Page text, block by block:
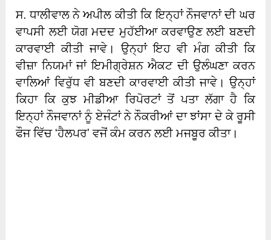
ਸ. ਧਾਲੀਵਾਲ ਨੇ ਅਪੀਲ ਕੀਤੀ ਕਿ ਇਨ੍ਹਾਂ ਨੌਜਵਾਨਾਂ ਦੀ ਘਰ
ਵਾਪਸੀ ਲਈ ਯੋਗ ਮਦਦ ਮੁਹੱਈਆ ਕਰਵਾਉਣ ਲਈ ਬਣਦੀ
ਕਾਰਵਾਈ ਕੀਤੀ ਜਾਵੇ। ਉਨ੍ਹਾਂ ਇਹ ਵੀ ਮੰਗ ਕੀਤੀ ਕਿ
ਵੀਜ਼ਾ ਨਿਯਮਾਂ ਜਾਂ ਇਮੀਗ੍ਰੇਸ਼ਨ ਐਕਟ ਦੀ ਉਲੰਘਣਾ ਕਰਨ
ਵਾਲਿਆਂ ਵਿਰੁੱਧ ਵੀ ਬਣਦੀ ਕਾਰਵਾਈ ਕੀਤੀ ਜਾਵੇ। ਉਨ੍ਹਾਂ
ਕਿਹਾ ਕਿ ਕੁਝ ਮੀਡੀਆ ਰਿਪੋਰਟਾਂ ਤੋਂ ਪਤਾ ਲੱਗਾ ਹੈ ਕਿ
ਇਨ੍ਹਾਂ ਨੌਜਵਾਨਾਂ ਨੂੰ ਏਜੰਟਾਂ ਨੇ ਨੌਕਰੀਆਂ ਦਾ ਝਾਂਸਾ ਦੇ ਕੇ ਰੂਸੀ
ਫੌਜ ਵਿੱਚ ‘ਹੈਲਪਰ’ ਵਜੋਂ ਕੰਮ ਕਰਨ ਲਈ ਮਜਬੂਰ ਕੀਤਾ।